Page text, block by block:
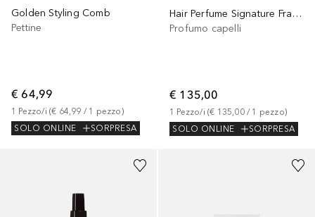
Golden Styling Comb
Pettine
€ 64,99
1 Pezzo/i (€ 64,99 / 1 pezzo)
SOLO ONLINE
SORPRESA
Hair Perfume Signature Fragrance 100ml
Profumo capelli
€ 135,00
1 Pezzo/i (€ 135,00 / 1 pezzo)
SOLO ONLINE
SORPRESA